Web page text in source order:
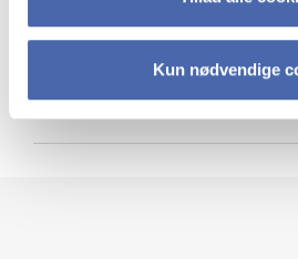
Kun nødvendige
Cybersikkerhed